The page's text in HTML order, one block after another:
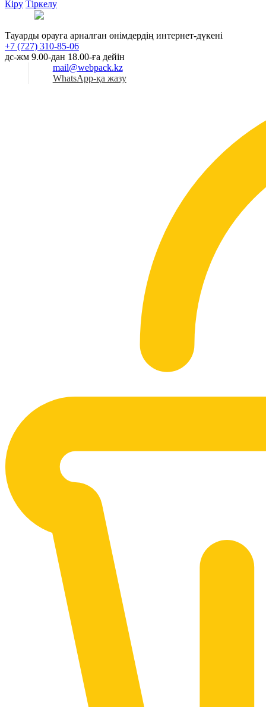
Кіру Тіркелу
Тауарды орауға арналған өнімдердің интернет-дүкені
+7 (727) 310-85-06
дс-жм 9.00-дан 18.00-ға дейін
mail@webpack.kz
WhatsApp-қа жазу